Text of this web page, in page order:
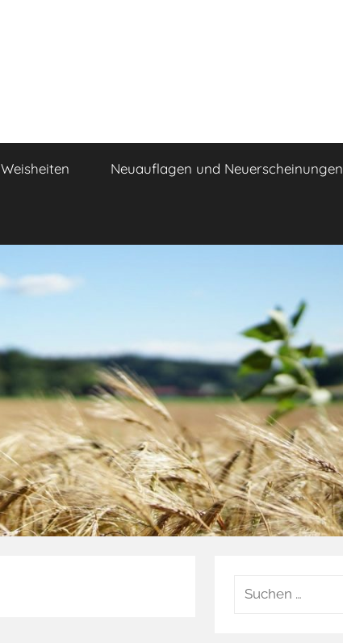
Weisheiten Neuauflagen und Neuerscheinungen
Suchen